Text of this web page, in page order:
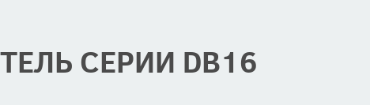
СЕРИИ DB16